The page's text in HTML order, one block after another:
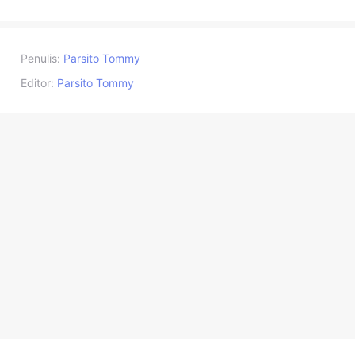
Penulis: Parsito Tommy
Editor: Parsito Tommy